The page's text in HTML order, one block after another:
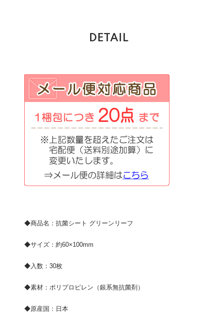
DETAIL
◆商品名：抗菌シート グリーンリーフ
◆サイズ：約60×100mm
◆入数：30枚
◆素材：ポリプロピレン（銀系無抗菌剤）
◆原産国：日本